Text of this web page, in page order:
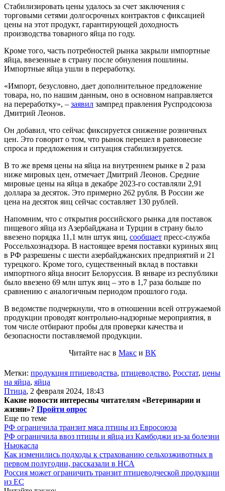
Стабилизировать цены удалось за счет заключения с
торговыми сетями долгосрочных контрактов с фиксацией
цены на этот продукт, гарантирующей доходность
производства товарного яйца по году.
Кроме того, часть потребностей рынка закрыли импортные
яйца, ввезенные в страну после обнуления пошлины.
Импортные яйца ушли в переработку.
«Импорт, безусловно, дает дополнительное предложение
товара, но, по нашим данным, оно в основном направляется
на переработку», – заявил зампред правления Руспродсоюза
Дмитрий Леонов.
Он добавил, что сейчас фиксируется снижение розничных
цен. Это говорит о том, что рынок перешел в равновесие
спроса и предложения и ситуация стабилизируется.
В то же время цены на яйца на внутреннем рынке в 2 раза
ниже мировых цен, отмечает Дмитрий Леонов. Средние
мировые цены на яйца в декабре 2023-го составляли 2,91
доллара за десяток. Это примерно 262 рубля. В России же
цена на десяток яиц сейчас составляет 130 рублей.
Напомним, что с открытия российского рынка для поставок
пищевого яйца из Азербайджана и Турции в страну было
ввезено порядка 11,1 млн штук яиц, сообщает пресс-служба
Россельхознадзора. В настоящее время поставки куриных яиц
в РФ разрешены с шести азербайджанских предприятий и 21
турецкого. Кроме того, существенный вклад в поставки
импортного яйца вносит Белоруссия. В январе из республики
было ввезено 69 млн штук яиц – это в 1,7 раза больше по
сравнению с аналогичным периодом прошлого года.
В ведомстве подчеркнули, что в отношении всей отгружаемой
продукции проводят контрольно-надзорные мероприятия, в
том числе отбирают пробы для проверки качества и
безопасности поставляемой продукции.
Читайте нас в Макс и ВК
Метки: продукция птицеводства, птицеводство, Росстат, цены
на яйца, яйца
Птица, 2 февраля 2024, 18:43
Какие новости интересны читателям «Ветеринарии и
жизни»? Пройти опрос
Еще по теме
РФ ограничила транзит мяса птицы из Евросоюза
РФ ограничила ввоз птицы и яйца из Камбоджи из-за болезни
Ньюкасла
Как изменились подходы к страхованию сельхозживотных в
первом полугодии, рассказали в НСА
Россия может ограничить транзит птицеводческой продукции
из ЕС